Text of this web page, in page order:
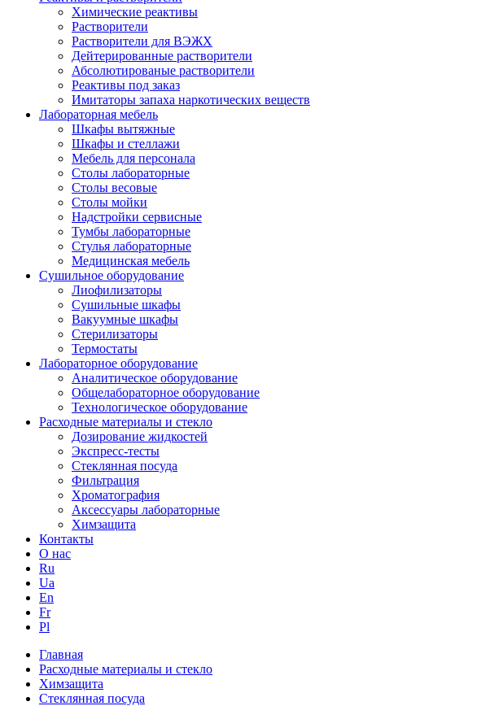
Химические реактивы
Растворители
Растворители для ВЭЖХ
Дейтерированные растворители
Абсолютированые растворители
Реактивы под заказ
Имитаторы запаха наркотических веществ
Лабораторная мебель
Шкафы вытяжные
Шкафы и стеллажи
Мебель для персонала
Столы лабораторные
Столы весовые
Столы мойки
Надстройки сервисные
Тумбы лабораторные
Стулья лабораторные
Медицинская мебель
Сушильное оборудование
Лиофилизаторы
Сушильные шкафы
Вакуумные шкафы
Стерилизаторы
Термостаты
Лабораторное оборудование
Аналитическое оборудование
Общелабораторное оборудование
Технологическое оборудование
Расходные материалы и стекло
Дозирование жидкостей
Экспресс-тесты
Стеклянная посуда
Фильтрация
Хроматография
Аксессуары лабораторные
Химзащита
Контакты
О нас
Ru
Ua
En
Fr
Pl
Главная
Расходные материалы и стекло
Химзащита
Стеклянная посуда